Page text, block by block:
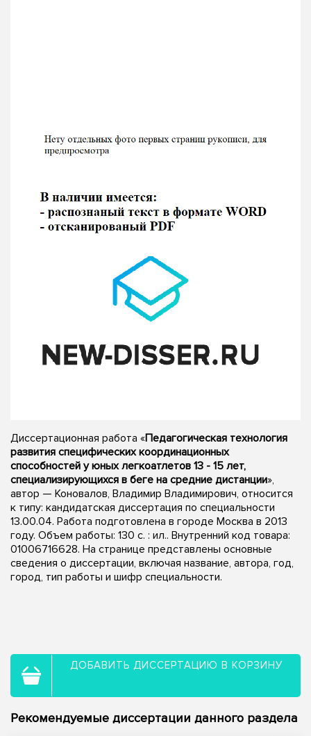
Диссертационная работа «Педагогическая технология
развития специфических координационных
способностей у юных легкоатлетов 13 - 15 лет,
специализирующихся в беге на средние дистанции»,
автор — Коновалов, Владимир Владимирович, относится
к типу: кандидатская диссертация по специальности
13.00.04. Работа подготовлена в городе Москва в 2013
году. Объем работы: 130 с. : ил.. Внутренний код товара:
01006716628. На странице представлены основные
сведения о диссертации, включая название, автора, год,
город, тип работы и шифр специальности.
ДОБАВИТЬ ДИССЕРТАЦИЮ В КОРЗИНУ
Рекомендуемые диссертации данного раздела